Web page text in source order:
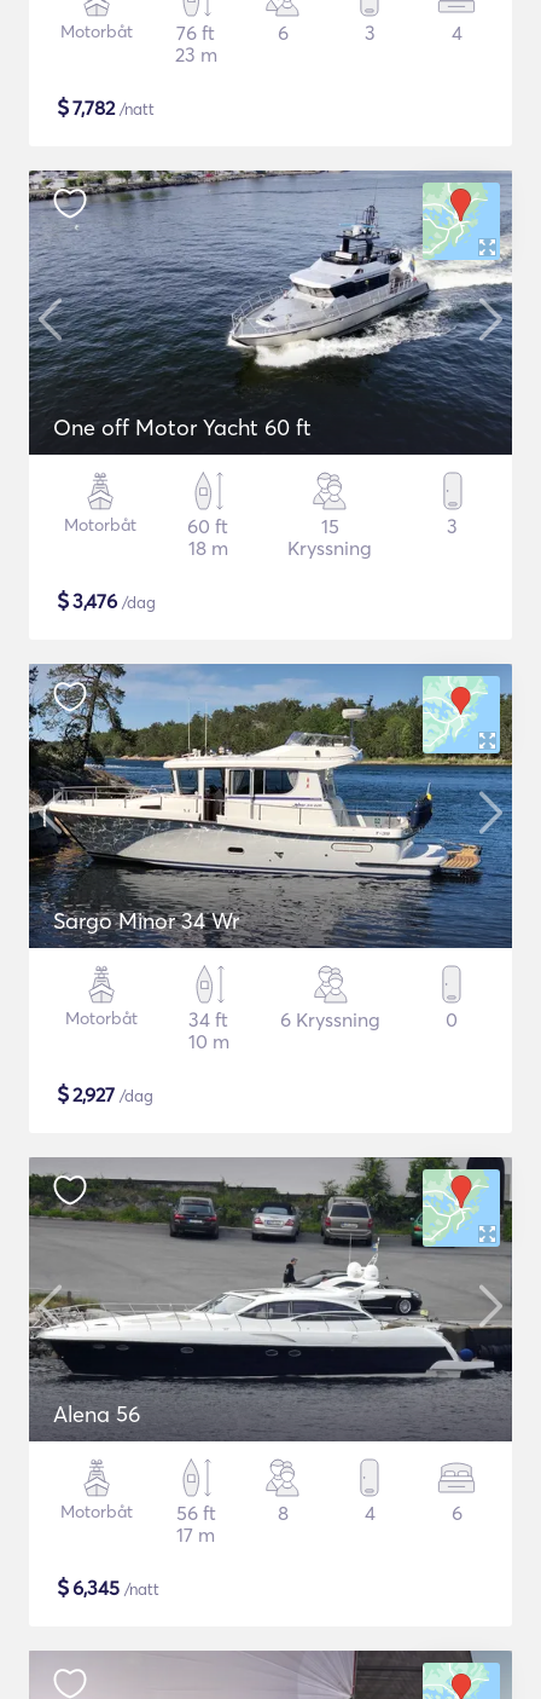
Motorbåt
76 ft
23 m
6 3 4
$7,782/natt
One off Motor Yacht 60 ft
Motorbåt
60 ft
18 m
15
Kryssning
3
$3,476 /dag
Sargo Minor 34 Wr
Motorbåt
34 ft
10 m
6 Kryssning 0
$2,927 /dag
Alena 56
Motorbåt
56 ft
17 m
8 4 6
$6,345 /natt